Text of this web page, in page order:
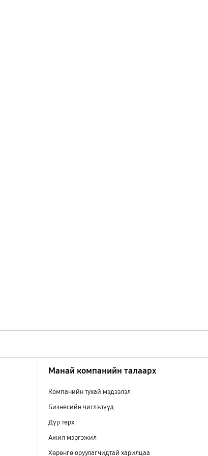
Манай компанийн талаарх
Компанийн тухай мэдээлэл
Бизнесийн чиглэлүүд
Дүр төрх
Ажил мэргэжил
Хөрөнгө оруулагчидтай харилцаа